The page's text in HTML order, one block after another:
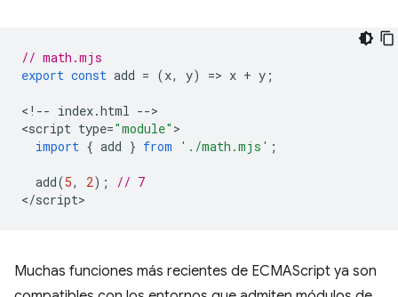
// math.mjs
export const add = (x, y) => x + y ;
< !-- index.html -->
<script type="module"
import { add } from './math.mjs' ;
add(5, 2);
// 7
</script
Muchas funciones más recientes de ECMAScript ya son